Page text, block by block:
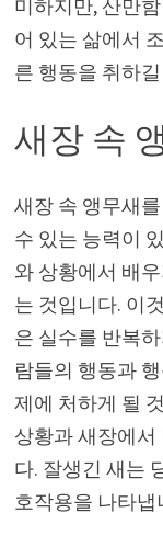
미하지만, 산만
어 있는 삶에서
른 행동을 취하
새장 속
새장 속 앵무새
수 있는 능력이
와 상황에서 배
는 것입니다. 이
은 실수를 반복
람들의 행동과
제에 처하게 될
상황과 새장에
다. 잘생긴 새는
호작용을 나타냅